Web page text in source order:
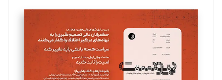
تحریریه
سروش کرمیان
تحریریه